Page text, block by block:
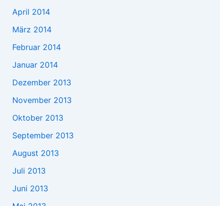
April 2014
März 2014
Februar 2014
Januar 2014
Dezember 2013
November 2013
Oktober 2013
September 2013
August 2013
Juli 2013
Juni 2013